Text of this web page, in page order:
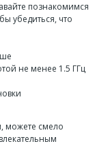
познакомимся
убедиться, что
не менее 1.5 ГГц
можете смело